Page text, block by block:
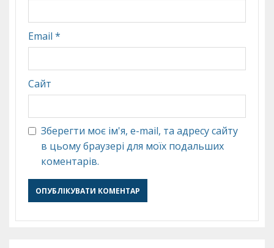
Email *
Сайт
Зберегти моє ім'я, e-mail, та адресу сайту
в цьому браузері для моїх подальших
коментарів.